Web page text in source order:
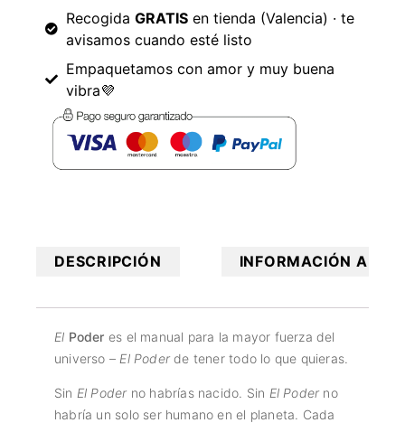
Recogida GRATISen tienda (Valencia) · te
avisamos cuando esté listo
Empaquetamos con amor y muy buena
vibra💜
DESCRIPCIÓN INFORMACIÓN
El Poder es el manual para la mayor fuerza del
universo – El Poderde tener todo lo que quieras.
Sin El Poderno habrías nacido. Sin El Poderno
habría un solo ser humano en el planeta. Cada